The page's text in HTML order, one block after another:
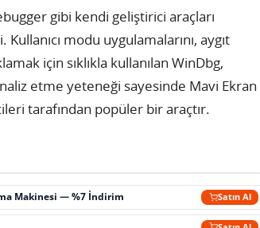
gibi kendi geliştirici araçları
modu uygulamalarını, aygıt
için sıklıkla kullanılan WinDbg,
etme yeteneği sayesinde Mavi Ekran
tarafından popüler bir araçtır.
Makinesi — %7 İndirim Satın Al